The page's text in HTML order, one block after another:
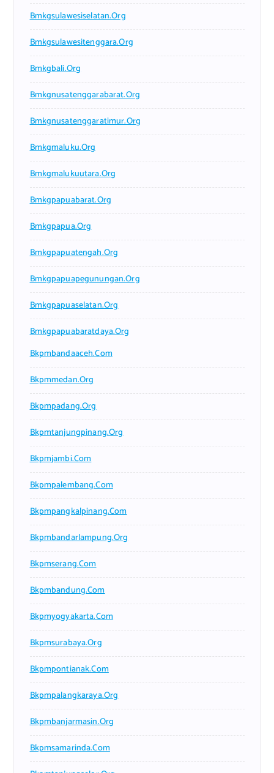
Bmkgsulawesiselatan.org
Bmkgsulawesitenggara.org
Bmkgbali.org
Bmkgnusatenggarabarat.org
Bmkgnusatenggaratimur.org
Bmkgmaluku.org
Bmkgmalukuutara.org
Bmkgpapuabarat.org
Bmkgpapua.org
Bmkgpapuatengah.org
Bmkgpapuapegunungan.org
Bmkgpapuaselatan.org
Bmkgpapuabaratdaya.org
Bkpmbandaaceh.com
Bkpmmedan.org
Bkpmpadang.org
Bkpmtanjungpinang.org
Bkpmjambi.com
Bkpmpalembang.com
Bkpmpangkalpinang.com
Bkpmbandarlampung.org
Bkpmserang.com
Bkpmbandung.com
Bkpmyogyakarta.com
Bkpmsurabaya.org
Bkpmpontianak.com
Bkpmpalangkaraya.org
Bkpmbanjarmasin.org
Bkpmsamarinda.com